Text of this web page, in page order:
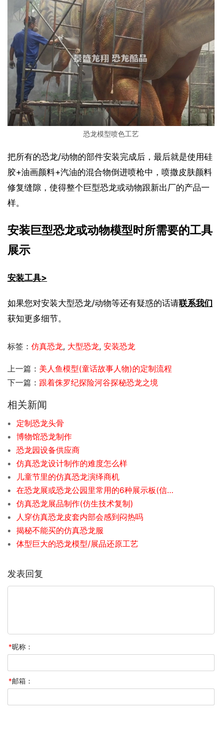
恐龙模型喷色工艺
把所有的恐龙/动物的部件安装完成后，最后就是使用硅
胶+油画颜料+汽油的混合物倒进喷枪中，喷撒皮肤颜料
修复缝隙，使得整个巨型恐龙或动物跟新出厂的产品一
样。
安装巨型恐龙或动物模型时所需要的工具
展示
安装工具>
如果您对安装大型恐龙/动物等还有疑惑的话请联系我们
获知更多细节。
标签： 仿真恐龙, 大型恐龙, 安装恐龙
上一篇： 美人鱼模型(童话故事人物)的定制流程
下一篇： 跟着侏罗纪探险河谷探秘恐龙之境
相关新闻
定制恐龙头骨
博物馆恐龙制作
恐龙园设备供应商
仿真恐龙设计制作的难度怎么样
儿童节里的仿真恐龙演绎商机
在恐龙展或恐龙公园里常用的6种展示板(信息牌)
仿真恐龙展品制作(仿生技术复制)
人穿仿真恐龙皮套内部会感到闷热吗
揭秘不能买的仿真恐龙服
体型巨大的恐龙模型/展品还原工艺
发表回复
*昵称：
*邮箱：